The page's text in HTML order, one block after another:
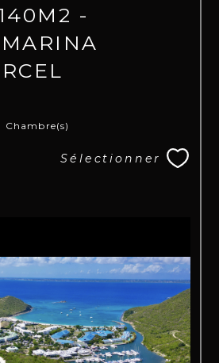
-
Chambre(s)
Sélectionner